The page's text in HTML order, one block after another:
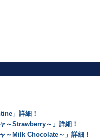
」詳細！
～Strawberry～」詳細！
～Milk Chocolate～」詳細！